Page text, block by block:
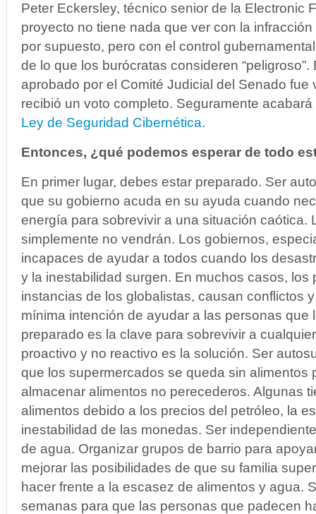
Peter Eckersley, técnico senior de la Electronic
proyecto no tiene nada que ver con la
por supuesto, pero con el control
de lo que los burócratas consideren
aprobado por el Comité Judicial del Senado fue
recibió un voto completo. Seguramente
Ley de Seguridad Cibernética.
Entonces, ¿qué podemos esperar de todo
En primer lugar, debes estar preparado. Ser
que su gobierno acuda en su ayuda cuando
energía para sobrevivir a una situación caótica.
simplemente no vendrán. Los gobiernos,
incapaces de ayudar a todos cuando los
y la inestabilidad surgen. En muchos casos, los
instancias de los globalistas, causan conflictos
mínima intención de ayudar a las personas que
preparado es la clave para sobrevivir a
proactivo y no reactivo es la solución. Ser
que los supermercados se queda sin alimentos
almacenar alimentos no perecederos. Algunas
alimentos debido a los precios del petróleo, la
inestabilidad de las monedas. Ser
de agua. Organizar grupos de barrio para
mejorar las posibilidades de que su familia
hacer frente a la escasez de alimentos y agua.
semanas para que las personas que padecen